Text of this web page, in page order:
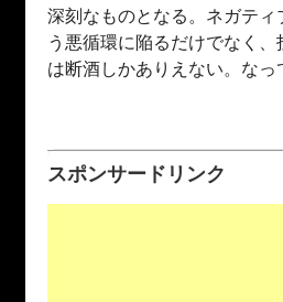
深刻なものとなる。ネガテ
う悪循環に陥るだけでなく
は断酒しかありえない。な
スポンサードリンク